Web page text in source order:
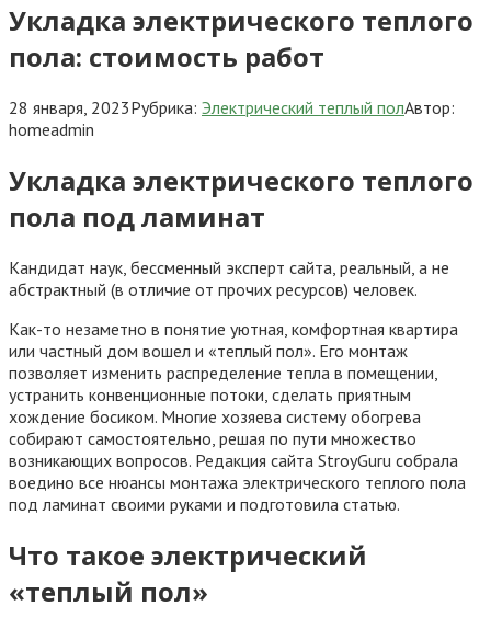
Укладка электрического теплого
пола: стоимость работ
28 января, 2023Рубрика: Электрический теплый полАвтор:
homeadmin
Укладка электрического теплого
пола под ламинат
Кандидат наук, бессменный эксперт сайта, реальный, а не
абстрактный (в отличие от прочих ресурсов) человек.
Как-то незаметно в понятие уютная, комфортная квартира
или частный дом вошел и «теплый пол». Его монтаж
позволяет изменить распределение тепла в помещении,
устранить конвенционные потоки, сделать приятным
хождение босиком. Многие хозяева систему обогрева
собирают самостоятельно, решая по пути множество
возникающих вопросов. Редакция сайта StroyGuru собрала
воедино все нюансы монтажа электрического теплого пола
под ламинат своими руками и подготовила статью.
Что такое электрический
«теплый пол»